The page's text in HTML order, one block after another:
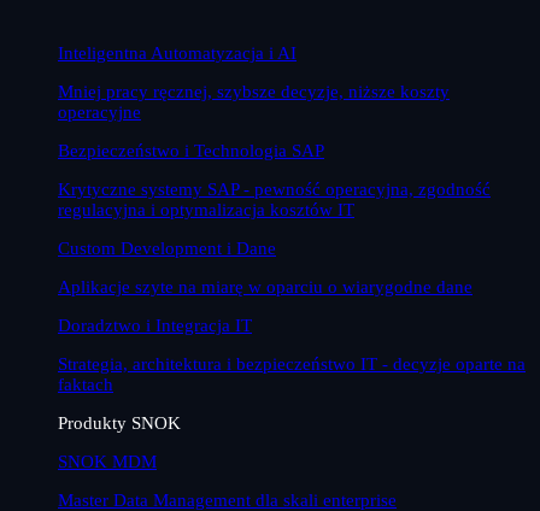
Inteligentna Automatyzacja i AI
Mniej pracy ręcznej, szybsze decyzje, niższe koszty
operacyjne
Bezpieczeństwo i Technologia SAP
Krytyczne systemy SAP - pewność operacyjna, zgodność
regulacyjna i optymalizacja kosztów IT
Custom Development i Dane
Aplikacje szyte na miarę w oparciu o wiarygodne dane
Doradztwo i Integracja IT
Strategia, architektura i bezpieczeństwo IT - decyzje oparte na
faktach
Produkty SNOK
SNOK MDM
Master Data Management dla skali enterprise